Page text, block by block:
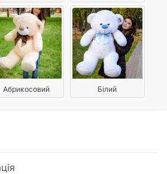
Абрикосовий Білий